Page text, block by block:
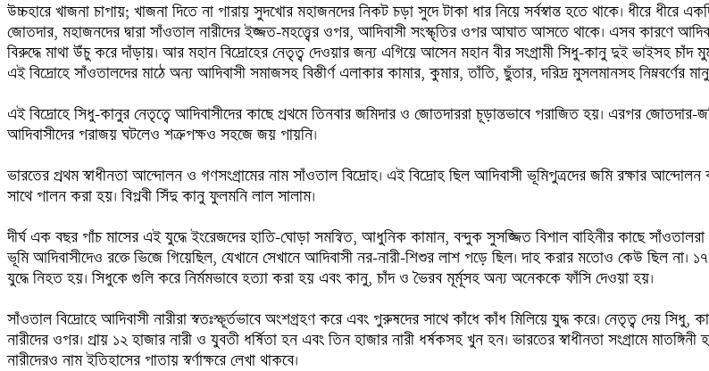
উচ্চহারে খাজনা চাপায়; খাজনা দিতে না পারায় সুদখোর মহাজনদের নিকট চড়া সুদে টাকা ধার নিয়ে সর্বস্বান্ত হতে থাকে। ধীরে ধীরে
জোতদার, মহাজনদের দ্বারা সাঁওতাল নারীদের ইজ্জত-মহত্ত্বের ওপর, আদিবাসী সংস্কৃতির ওপর আঘাত আসতে থাকে। এসব কারণে
বিরুদ্ধে মাথা উঁচু করে দাঁড়ায়। আর মহান বিদ্রোহের নেতৃত্ব দেওয়ার জন্য এগিয়ে আসেন মহান বীর সংগ্রামী সিধু-কানু দুই ভাইসহ চাঁদ
এই বিদ্রোহে সাঁওতালদের মাঠে অন্য আদিবাসী সমাজসহ বিস্তীর্ণ এলাকার কামার, কুমার, তাঁতি, ছুঁতার, দরিদ্র মুসলমানসহ নিম্নবর্ণের
এই বিদ্রোহে সিধু-কানুর নেতৃত্বে আদিবাসীদের কাছে প্রথমে তিনবার জমিদার ও জোতদাররা চূড়ান্তভাবে পরাজিত হয়। এরপর
আদিবাসীদের পরাজয় ঘটলেও শত্রুপক্ষও সহজে জয় পায়নি।
ভারতের প্রথম স্বাধীনতা আন্দোলন ও গণসংগ্রামের নাম সাঁওতাল বিদ্রোহ। এই বিদ্রোহ ছিল আদিবাসী ভূমিপুত্রদের জমি রক্ষার
সাথে পালন করা হয়। বিপ্লবী সিঁদু কানু ফুলমনি লাল সালাম।
দীর্ঘ এক বছর পাঁচ মাসের এই যুদ্ধে ইংরেজদের হাতি-ঘোড়া সমন্বিত, আধুনিক কামান, বন্দুক সুসজ্জিত বিশাল বাহিনীর কাছে সাঁওতালরা
ভূমি আদিবাসীদেও রক্তে ভিজে গিয়েছিল, যেখানে সেখানে আদিবাসী নর-নারী-শিশুর লাশ পড়ে ছিল। দাহ করার মতোও কেউ ছিল না।
যুদ্ধে নিহত হয়। সিধুকে গুলি করে নির্মমভাবে হত্যা করা হয় এবং কানু, চাঁদ ও ভৈরব মূর্মূসহ অন্য অনেককে ফাঁসি দেওয়া হয়।
সাঁওতাল বিদ্রোহে আদিবাসী নারীরা স্বতঃস্ফূর্তভাবে অংশগ্রহণ করে এবং পুরুষদের সাথে কাঁধে কাঁধ মিলিয়ে যুদ্ধ করে। নেতৃত্ব দেয়
নারীদের ওপর। প্রায় ১২ হাজার নারী ও যুবতী ধর্ষিতা হন এবং তিন হাজার নারী ধর্ষকসহ খুন হন। ভারতের স্বাধীনতা সংগ্রামে
নারীদেরও নাম ইতিহাসের পাতায় স্বর্ণাক্ষরে লেখা থাকবে।